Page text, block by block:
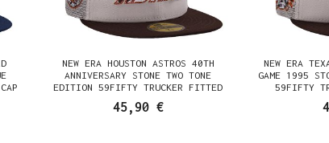
NEW ERA HOUSTON ASTROS 40TH
ANNIVERSARY STONE TWO TONE
EDITION 59FIFTY TRUCKER FITTED
CAP
45,90 €
NEW ERA
GAME 1995
59FIFTY